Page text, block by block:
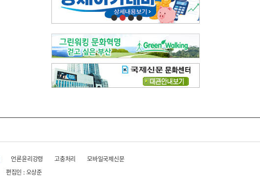
주말 영화 박스오피스[전체보기]
‘스파이더맨’ 개봉 5일 만에 300만 돌풍…박스오피스·예매율 동시 1위
‘호프’ 개봉 11일 만에 관객 300만…‘스파이더맨’ 예매율 68.8% 1위
오늘의 운세- [전체보기]
오늘의 운세- 2026년 8월 6일 (음 6월 24일)
오늘의 운세- 2026년 8월 5일 (음 6월 23일)
조해훈의 고전 속 이 문장 [전체보기]
입추 지났는데도 덥다며 신유안에게 보낸 박규수의 편지
언론윤리강령 고충처리
모바일국제신문
편집인 : 오상준